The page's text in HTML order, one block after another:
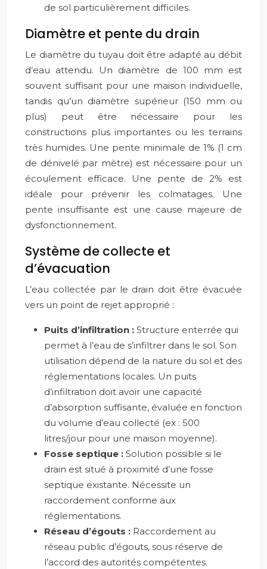
de sol particulièrement difficiles.
Diamètre et pente du drain
Le diamètre du tuyau doit être adapté au débit
d’eau attendu. Un diamètre de 100 mm est
souvent suffisant pour une maison individuelle,
tandis qu’un diamètre supérieur (150 mm ou
plus) peut être nécessaire pour les
constructions plus importantes ou les terrains
très humides. Une pente minimale de 1% (1 cm
de dénivelé par mètre) est nécessaire pour un
écoulement efficace. Une pente de 2% est
idéale pour prévenir les colmatages. Une
pente insuffisante est une cause majeure de
dysfonctionnement.
Système de collecte et
d’évacuation
L’eau collectée par le drain doit être évacuée
vers un point de rejet approprié :
Puits d’infiltration : Structure enterrée qui
permet à l’eau de s’infiltrer dans le sol. Son
utilisation dépend de la nature du sol et des
réglementations locales. Un puits
d’infiltration doit avoir une capacité
d’absorption suffisante, évaluée en fonction
du volume d’eau collecté (ex : 500
litres/jour pour une maison moyenne).
Fosse septique : Solution possible si le
drain est situé à proximité d’une fosse
septique existante. Nécessite un
raccordement conforme aux
réglementations.
Réseau d’égouts : Raccordement au
réseau public d’égouts, sous réserve de
l’accord des autorités compétentes.